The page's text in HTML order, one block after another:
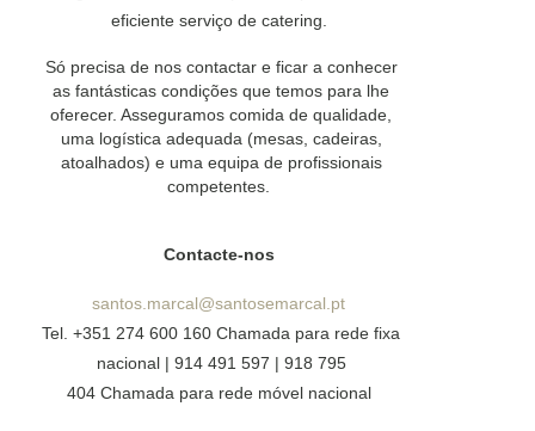
eficiente serviço de catering.
Só precisa de nos contactar e ficar a conhecer
as fantásticas condições que temos para lhe
oferecer. Asseguramos comida de qualidade,
uma logística adequada (mesas, cadeiras,
atoalhados) e uma equipa de profissionais
competentes.
Contacte-nos
santos.marcal@santosemarcal.pt
Tel. +351 274 600 160 Chamada para rede fixa
nacional | 914 491 597 | 918 795
404 Chamada para rede móvel nacional